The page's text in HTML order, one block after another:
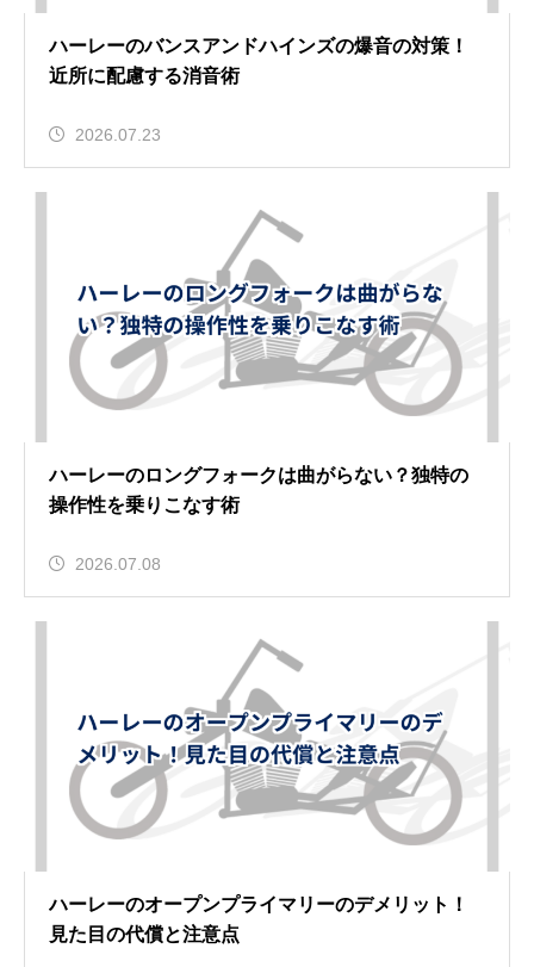
ハーレーのバンスアンドハインズの爆音の対策！
近所に配慮する消音術
2026.07.23
ハーレーのロングフォークは曲がらない？独特の
操作性を乗りこなす術
2026.07.08
ハーレーのオープンプライマリーのデメリット！
見た目の代償と注意点